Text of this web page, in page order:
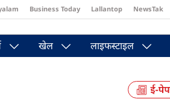
Business Today Lallantop NewsTak
खेल लाइफस्टाइल